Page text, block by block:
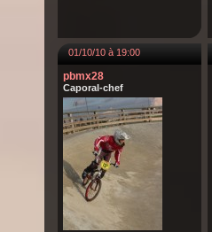
01/10/10 à 19:00
pbmx28
Caporal-chef